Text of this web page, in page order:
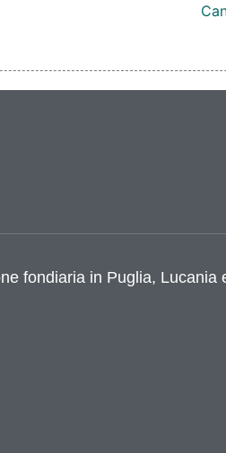
fondiaria in Puglia, Lucania